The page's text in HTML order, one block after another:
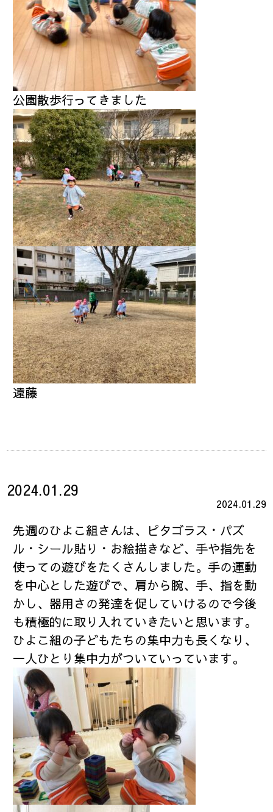
公園散歩行ってきました
遠藤
2024.01.29
2024.01.29
先週のひよこ組さんは、ピタゴラス・パズ
ル・シール貼り・お絵描きなど、手や指先を
使っての遊びをたくさんしました。手の運動
を中心とした遊びで、肩から腕、手、指を動
かし、器用さの発達を促していけるので今後
も積極的に取り入れていきたいと思います。
ひよこ組の子どもたちの集中力も長くなり、
一人ひとり集中力がついていっています。